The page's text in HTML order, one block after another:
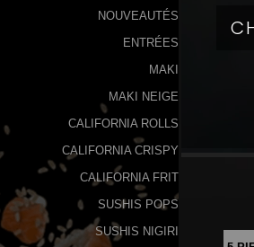
NOUVEAUTÉS
ENTRÉES
MAKI
MAKI NEIGE
CALIFORNIA ROLLS
CALIFORNIA CRISPY
CALIFORNIA FRIT
SUSHIS POPS
SUSHIS NIGIRI